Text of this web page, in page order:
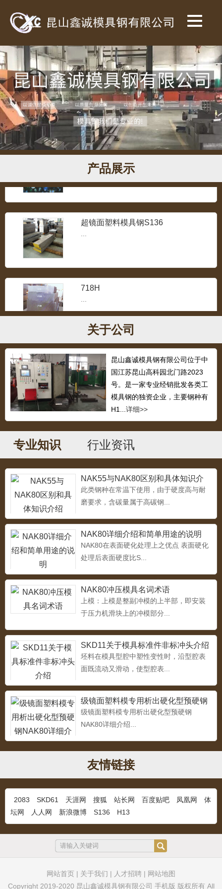
产品展示
SKH-9高速钢
718预加硬塑胶模具钢
...
1.2738预硬塑料模具钢
超镜面塑料模具钢S136
718H
1.2311塑胶模具钢
...
压铸模具钢3cr2w8v
4Cr13
...
5CrMnMo热作模具钢
...
热作模具钢4Cr3Mo2NiVNbB（HD）
...
M333奥地利百禄
超镜面塑料模具钢S136H
DF2钢材
...
关于公司
昆山鑫诚模具钢有限公司位于中
国江苏昆山高科园北门路2023
号。是一家专业经销批发各类工
模具钢的独资企业，主要钢种有
H1...详细>>
专业知识 行业资讯
NAK55与NAK80区别和具体知识介
绍
此类钢种在常温下使用，由于硬度高与耐
磨要求，含碳量属于高碳钢...
NAK80详细介绍和简单用途的说明
NAK80在表面硬化处理上之优点 表面硬化
处理后表面硬度比S...
NAK80冲压模具名词术语
上模：上模是整副冲模的上半部，即安装
于压力机滑块上的冲模部分...
SKD11关于模具标准件非标冲头介绍
坯料在模具型腔中塑性变性时，沿型腔表
面既流动又滑动，使型腔表...
级镜面塑料模专用析出硬化型预硬钢
NAK80详细介绍
级镜面塑料模专用析出硬化型预硬钢
NAK80详细介绍...
友情链接
2083 SKD61 天涯网 搜狐 站长网 百度贴吧 凤凰网
体
坛网
人人网 新浪微博 S136 H13
网站首页 | 关于我们 | 人才招聘 | 网站地图
Copyright 2019-2020 昆山鑫诚模具钢有限公司 手机版 版权所有 All